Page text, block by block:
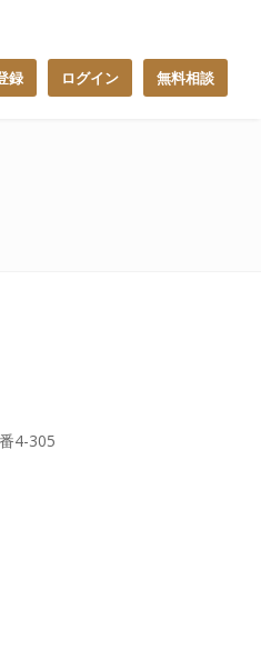
録 ログイン 無料相談
4-305